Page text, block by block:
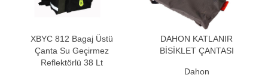
XBYC 812 Bagaj Üstü
Çanta Su Geçirmez
Reflektörlü 38 Lt
DAHON KATLANIR
BİSİKLET ÇANTASI
Dahon